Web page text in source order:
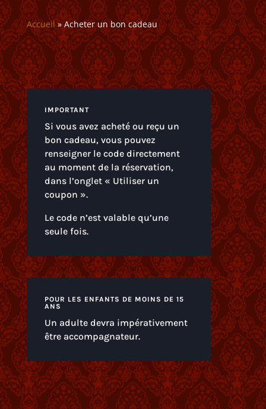
Accueil»Acheter un bon cadeau
IMPORTANT
Si vous avez acheté ou reçu un
bon cadeau, vous pouvez
renseigner le code directement
au moment de la réservation,
dans l’onglet « Utiliser un
coupon ».
Le code n’est valable qu’une
seule fois.
POUR LES ENFANTS DE MOINS DE 15
ANS
Un adulte devra impérativement
être accompagnateur.